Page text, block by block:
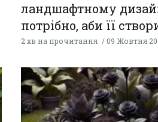
ландшафтному
потрібно, аби її
2 хв на прочитання 09 Жовтня